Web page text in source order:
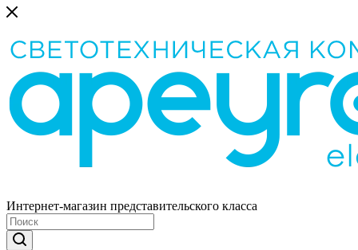
Интернет-магазин представительского класса